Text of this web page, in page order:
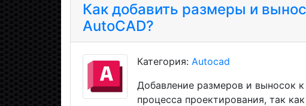
Как добавить размеры и
AutoCAD?
Категория: Autocad
Добавление размеров и выносок
процесса проектирования, так